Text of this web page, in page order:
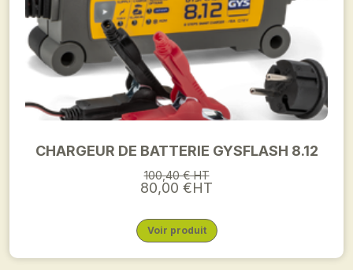
CHARGEUR DE BATTERIE GYSFLASH 8.12
100,40 € HT
80,00 €HT
Voir produit